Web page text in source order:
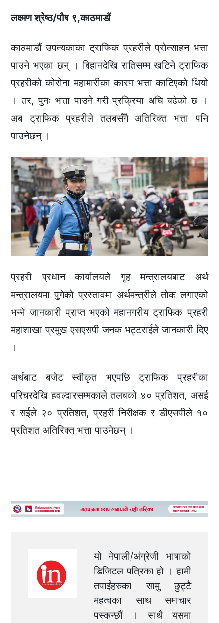
लक्ष्मण श्रेष्ठ/पौष ९,काठमाडौं
काठमाडौं उपत्यकाका ट्राफिक प्रहरीले प्रोत्साहन भत्ता
पाउने भएका छन् । बिहानदेखि रातिसम्म खटिने ट्राफिक
प्रहरीको कोरोना महामारीका कारण भत्ता काटिएको थियो
। तर, पुनः भत्ता पाउने गरी प्रक्रिया अघि बढेको छ ।
अब ट्राफिक प्रहरीले तलबसँगै अतिरिक्त भत्ता पनि
पाउनेछन् ।
प्रहरी प्रधान कार्यालयले गृह मन्त्रालयबाट अर्थ
मन्त्रालयमा पुगेको प्रस्तावमा अर्थमन्त्रीले तोक लगाएको
भन्ने जानकारी प्राप्त भएको महानगरीय ट्राफिक प्रहरी
महाशाखा प्रमुख एसएसपी जनक भट्टराईले जानकारी दिए
।
अर्थबाट बजेट स्वीकृत भएपछि ट्राफिक प्रहरीका
परिचरदेखि हवल्दारसम्मकाले तलबको ४० प्रतिशत, असई
र सईले २० प्रतिशत, प्रहरी निरीक्षक र डीएसपीले १०
प्रतिशत अतिरिक्त भत्ता पाउनेछन् ।
यो नेपाली/अंग्रेजी भाषाको
डिजिटल पत्रिका हो । हामी
तपाईंहरुका सामु छुट्टै
महत्वका साथ समाचार
पस्कन्छौं । साथै यसमा